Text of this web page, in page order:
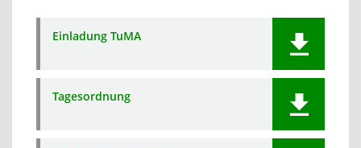
Einladung TuMA
Tagesordnung